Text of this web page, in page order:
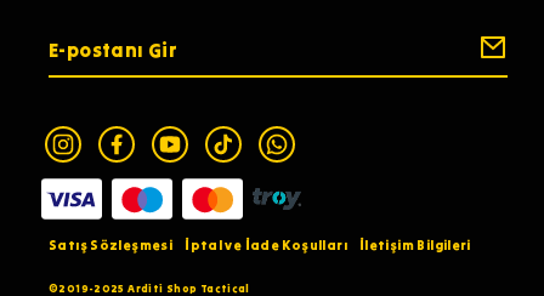
©2019-2025 Arditi Shop Tactical
Satış Sözleşmesi İptal ve İade Koşulları İletişim Bilgileri